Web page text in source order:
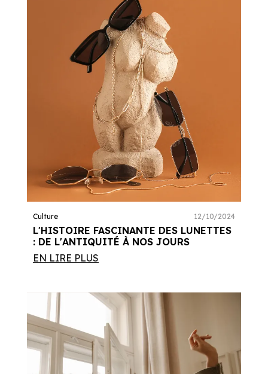
L'HISTOIRE FASCINANTE DES LUNETTES
: DE L'ANTIQUITÉ À NOS JOURS
Culture 12/10/2024
EN LIRE PLUS